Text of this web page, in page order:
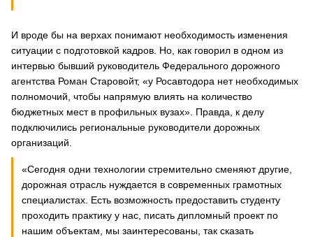
И вроде бы на верхах понимают необходимость изменения
ситуации с подготовкой кадров. Но, как говорил в одном из
интервью бывший руководитель Федерального дорожного
агентства Роман Старовойт, «у Росавтодора нет необходимых
полномочий, чтобы напрямую влиять на количество
бюджетных мест в профильных вузах». Правда, к делу
подключились региональные руководители дорожных
организаций.
«Сегодня одни технологии стремительно сменяют другие,
дорожная отрасль нуждается в современных грамотных
специалистах. Есть возможность предоставить студенту
проходить практику у нас, писать дипломный проект по
нашим объектам, мы заинтересованы, так сказать